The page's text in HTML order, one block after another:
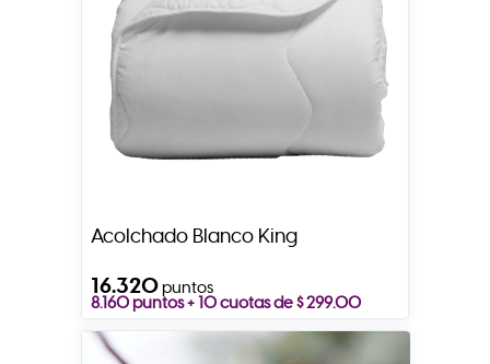
Acolchado Blanco King
16.320puntos
8.160 puntos + 10 cuotas de $ 299.00